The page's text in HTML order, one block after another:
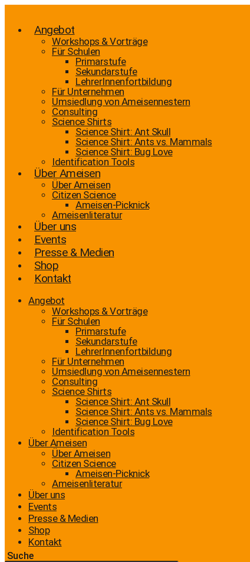
Zum
wechselnAngebot
Workshops & Vorträge
Für Schulen
Primarstufe
Sekundarstufe
LehrerInnenfortbildung
Für Unternehmen
Umsiedlung von Ameisennestern
Consulting
Science Shirts
Science Shirt: Ant Skull
Science Shirt: Ants vs. Mammals
Science Shirt: Bug Love
Identification Tools
Über Ameisen
Über Ameisen
Citizen Science
Ameisen-Picknick
Ameisenliteratur
Über uns
Events
Presse & Medien
Shop
Kontakt
Angebot
Workshops & Vorträge
Für Schulen
Primarstufe
Sekundarstufe
LehrerInnenfortbildung
Für Unternehmen
Umsiedlung von Ameisennestern
Consulting
Science Shirts
Science Shirt: Ant Skull
Science Shirt: Ants vs. Mammals
Science Shirt: Bug Love
Identification Tools
Über Ameisen
Über Ameisen
Citizen Science
Ameisen-Picknick
Ameisenliteratur
Über uns
Events
Presse & Medien
Shop
Kontakt
Suche